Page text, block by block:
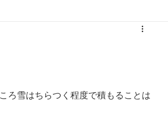
ろ雪はちらつく程度で積もることは